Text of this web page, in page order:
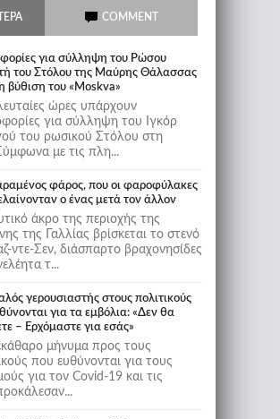
COMMENT
για σύλληψη του Ρώσου
του Στόλου της Mαύρης Θάλασσας
βύθιση του «Moskva»
ώρες υπάρχουν
για σύλληψη του Ιγκόρ
του ρωσικού Στόλου στη
με τις πλη...
φάρος, που οι φαροφύλακες
ο ένας μετά τον άλλον
άκρο της περιοχής της
της Γαλλίας βρίσκεται το στενό
ντε-Σεν, διάσπαρτο βραχονησίδες
τ...
γερουσιαστής στους πολιτικούς
για τα εμβόλια: «Δεν θα
– Ερχόμαστε για εσάς»
μήνυμα προς τους
που ευθύνονται για τους
για τον Covid-19 και τις